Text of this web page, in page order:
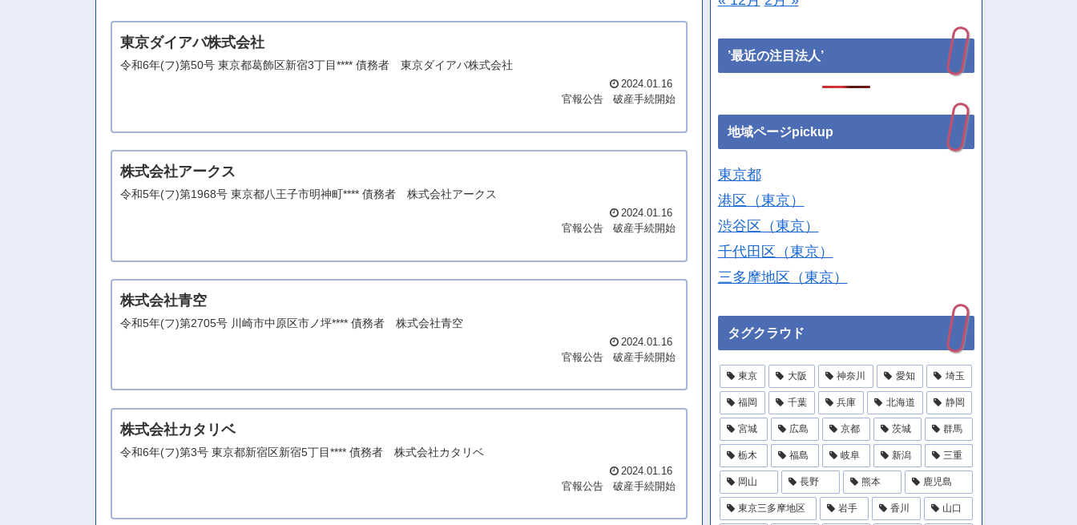
東京ダイアバ株式会社
令和6年(フ)第50号 東京都葛飾区新宿3丁目**** 債務者 東京ダイアバ株式会社
2024.01.16
官報公告
破産手続開始
株式会社アークス
令和5年(フ)第1968号 東京都八王子市明神町**** 債務者 株式会社アークス
2024.01.16
官報公告
破産手続開始
株式会社青空
令和5年(フ)第2705号 川崎市中原区市ノ坪**** 債務者 株式会社青空
2024.01.16
官報公告
破産手続開始
株式会社カタリベ
令和6年(フ)第3号 東京都新宿区新宿5丁目**** 債務者 株式会社カタリベ
2024.01.16
官報公告
破産手続開始
’最近の注目法人’
地域ページpickup
東京都
港区（東京）
渋谷区（東京）
千代田区（東京）
三多摩地区（東京）
タグクラウド
東京 大阪 神奈川 愛知 埼玉
福岡 千葉 兵庫 北海道 静岡
宮城 広島 京都 茨城 群馬
栃木 福島 岐阜 新潟 三重
岡山 長野 熊本 鹿児島
東京三多摩地区 岩手 香川 山口